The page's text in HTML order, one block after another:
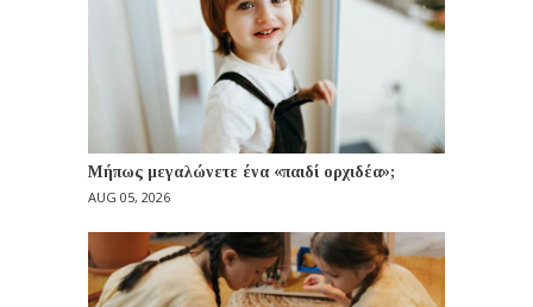
Μήπως μεγαλώνετε ένα «παιδί ορχιδέα»;
AUG 05, 2026